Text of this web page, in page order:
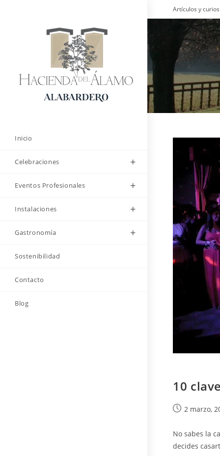
al
contenido
Artículos y
Inicio
Celebraciones
Eventos Profesionales
Instalaciones
Gastronomía
Sostenibilidad
Contacto
Blog
10
Publicación
entrada:
2 marzo,
No sabes la
decides